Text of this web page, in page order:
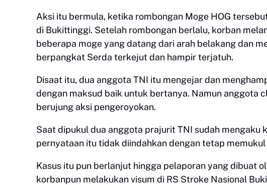
Aksi itu bermula, ketika rombongan Moge HOG
di Bukittinggi. Setelah rombongan berlalu, korban
beberapa moge yang datang dari arah belakang dan
berpangkat Serda terkejut dan hampir terjatuh.
Disaat itu, dua anggota TNI itu mengejar dan
dengan maksud baik untuk bertanya. Namun anggota
berujung aksi pengeroyokan.
Saat dipukul dua anggota prajurit TNI sudah mengaku
pernyataan itu tidak diindahkan dengan tetap
Kasus itu pun berlanjut hingga pelaporan yang dibuat
korbanpun melakukan visum di RS Stroke Nasional